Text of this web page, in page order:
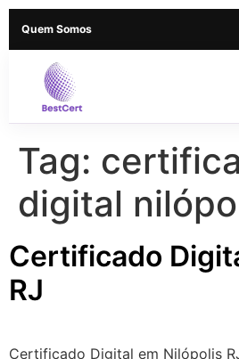
Quem Somos
Tag:
digital
Certificado
RJ
Certificado Digital em Nilópolis